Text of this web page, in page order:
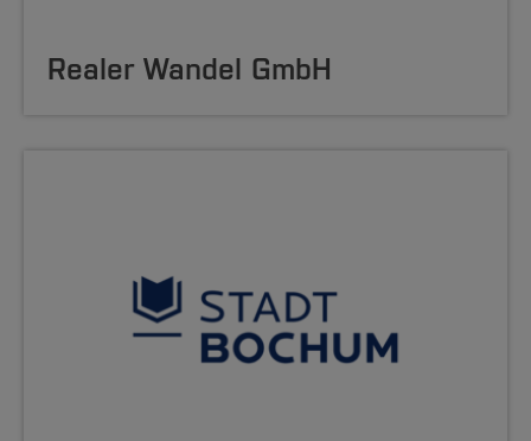
Realer Wandel GmbH